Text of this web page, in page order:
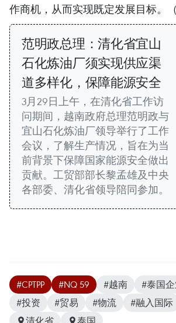
作商机，从而实现既定发展目标。（
范明政总理：清化省宜山
石化炼油厂须实现供应渠
道多样化，保障能源安全
3月29日上午，在清化省工作访
问期间，越南政府总理范明政与
宜山石化炼油厂领导举行了工作
会议，了解生产情况，旨在为当
前背景下保障国家能源安全做出
贡献。工贸部部长黎孟雄及中央
各部委、清化省领导陪同参加。
#CPTPP #NQ 59 #越南 #泰国
#投资
#贸易 #物流 #融入国际
清化省
泰国